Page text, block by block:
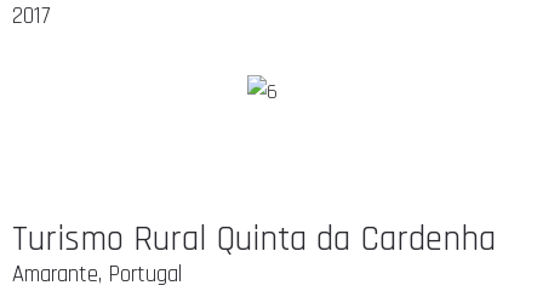
2017
Turismo Rural Quinta da Cardenha
Amarante, Portugal